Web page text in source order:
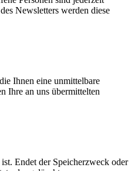
Newsletters werden diese
Ihnen eine unmittelbare
Ihre an uns übermittelten
Endet der Speicherzweck oder